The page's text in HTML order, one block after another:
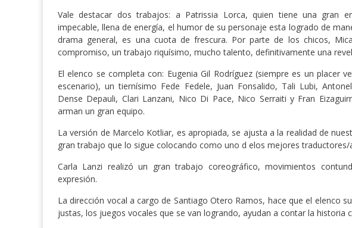
Vale destacar dos trabajos: a Patrissia Lorca, quien tiene una gran
impecable, llena de energía, el humor de su personaje esta logrado de
drama general, es una cuota de frescura. Por parte de los chicos,
compromiso, un trabajo riquísimo, mucho talento, definitivamente una
El elenco se completa con: Eugenia Gil Rodríguez (siempre es un placer
escenario), un tiernísimo Fede Fedele, Juan Fonsalido, Tali Lubi,
Dense Depauli, Clari Lanzani, Nico Di Pace, Nico Serraiti y Fran
arman un gran equipo.
La versión de Marcelo Kotliar, es apropiada, se ajusta a la realidad de
gran trabajo que lo sigue colocando como uno d elos mejores traductores/
Carla Lanzi realizó un gran trabajo coreográfico, movimientos
expresión.
La dirección vocal a cargo de Santiago Otero Ramos, hace que el elenco
justas, los juegos vocales que se van logrando, ayudan a contar la historia